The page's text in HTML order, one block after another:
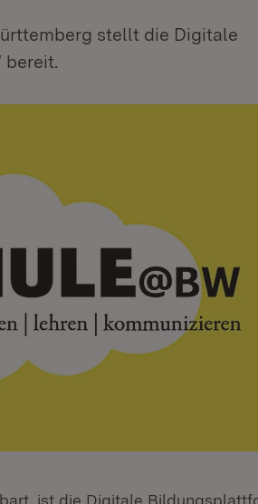
stellt die Digitale
bereit.
ist die Digitale